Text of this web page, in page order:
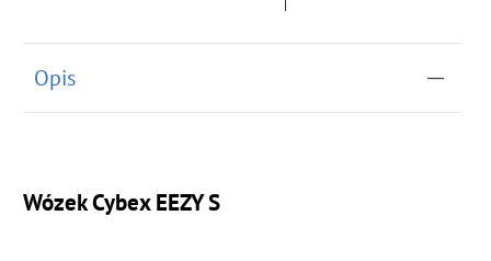
Opis
Wózek Cybex EEZY S